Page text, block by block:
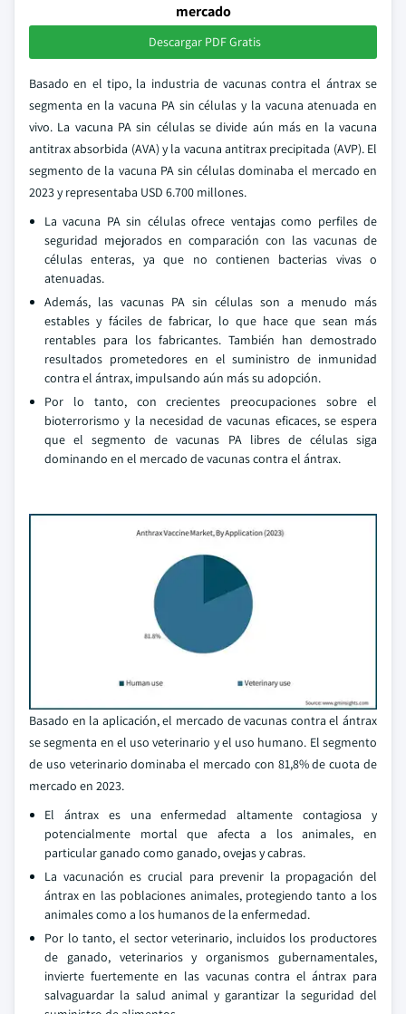
mercado
Descargar PDF Gratis
Basado en el tipo, la industria de vacunas contra el ántrax se
segmenta en la vacuna PA sin células y la vacuna atenuada en
vivo. La vacuna PA sin células se divide aún más en la vacuna
antitrax absorbida (AVA) y la vacuna antitrax precipitada (AVP). El
segmento de la vacuna PA sin células dominaba el mercado en
2023 y representaba USD 6.700 millones.
La vacuna PA sin células ofrece ventajas como perfiles de
seguridad mejorados en comparación con las vacunas de
células enteras, ya que no contienen bacterias vivas o
atenuadas.
Además, las vacunas PA sin células son a menudo más
estables y fáciles de fabricar, lo que hace que sean más
rentables para los fabricantes. También han demostrado
resultados prometedores en el suministro de inmunidad
contra el ántrax, impulsando aún más su adopción.
Por lo tanto, con crecientes preocupaciones sobre el
bioterrorismo y la necesidad de vacunas eficaces, se espera
que el segmento de vacunas PA libres de células siga
dominando en el mercado de vacunas contra el ántrax.
Basado en la aplicación, el mercado de vacunas contra el ántrax
se segmenta en el uso veterinario y el uso humano. El segmento
de uso veterinario dominaba el mercado con 81,8% de cuota de
mercado en 2023.
El ántrax es una enfermedad altamente contagiosa y
potencialmente mortal que afecta a los animales, en
particular ganado como ganado, ovejas y cabras.
La vacunación es crucial para prevenir la propagación del
ántrax en las poblaciones animales, protegiendo tanto a los
animales como a los humanos de la enfermedad.
Por lo tanto, el sector veterinario, incluidos los productores
de ganado, veterinarios y organismos gubernamentales,
invierte fuertemente en las vacunas contra el ántrax para
salvaguardar la salud animal y garantizar la seguridad del